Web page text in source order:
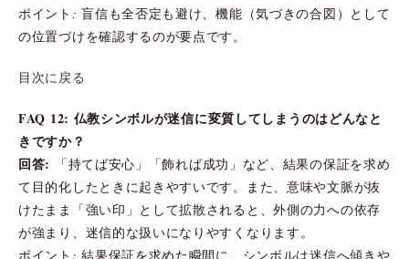
ポイント: 盲信も全否定も避け、機能（気づきの合図）として
の位置づけを確認するのが要点です。
目次に戻る
FAQ 12: 仏教シンボルが迷信に変質してしまうのはどんなと
きですか？
回答:
「持てば安心」「飾れば成功」など、結果の保証を求め
て目的化したときに起きやすいです。また、意味や文脈が抜
けたまま「強い印」として拡散されると、外側の力への依存
が強まり、迷信的な扱いになりやすくなります。
ポイント: 結果保証を求めた瞬間に、シンボルは迷信へ傾きや